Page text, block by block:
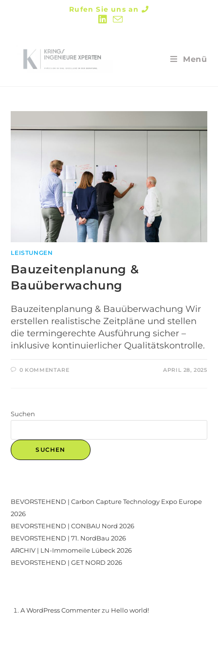
Rufen Sie uns an
Menü
LEISTUNGEN
Bauzeitenplanung &
Bauüberwachung
Bauzeitenplanung & Bauüberwachung Wir
erstellen realistische Zeitpläne und stellen
die termingerechte Ausführung sicher –
inklusive kontinuierlicher Qualitätskontrolle.
0 KOMMENTARE APRIL 28, 2025
Suchen
SUCHEN
BEVORSTEHEND | Carbon Capture Technology Expo Europe
2026
BEVORSTEHEND | CONBAU Nord 2026
BEVORSTEHEND | 71. NordBau 2026
ARCHIV | LN-Immomeile Lübeck 2026
BEVORSTEHEND | GET NORD 2026
A WordPress Commenterzu Hello world!